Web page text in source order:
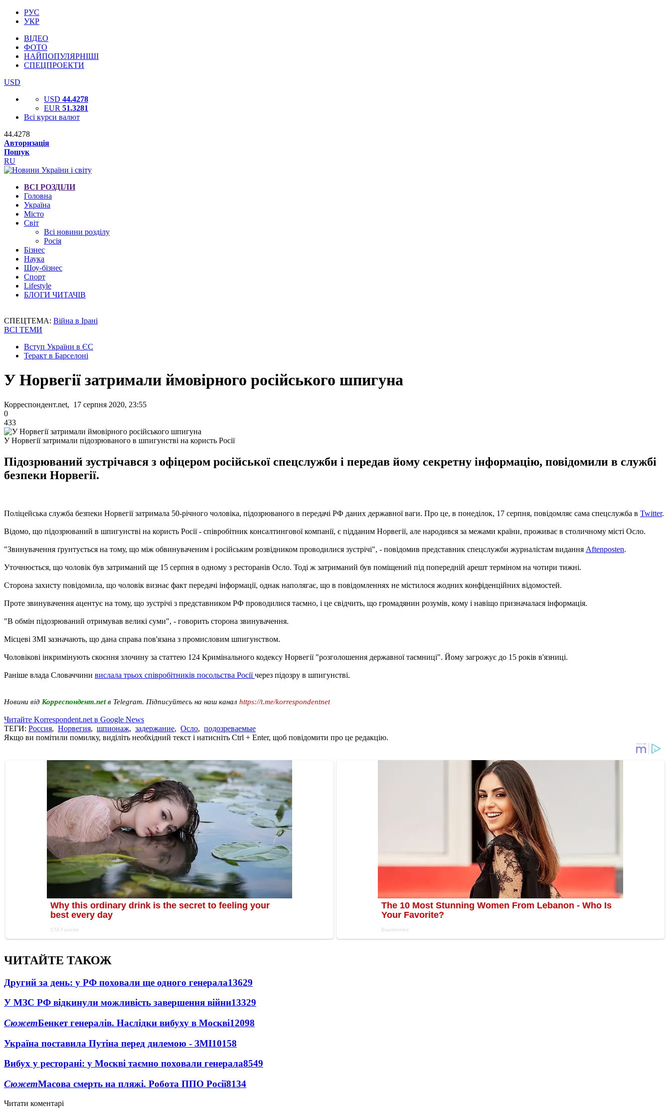
РУС
УКР
ВІДЕО
ФОТО
НАЙПОПУЛЯРНІШІ
СПЕЦПРОЕКТИ
USD
USD 44.4278
EUR 51.3281
Всі курси валют
44.4278
Авторизація
Пошук
RU
ВСІ РОЗДІЛИ
Головна
Україна
Місто
Світ
Всі новини розділу
Росія
Бізнес
Наука
Шоу-бізнес
Спорт
Lifestyle
БЛОГИ ЧИТАЧІВ
СПЕЦТЕМА: Війна в Ірані
ВСІ ТЕМИ
Вступ України в ЄС
Теракт в Барселоні
У Норвегії затримали ймовірного російського шпигуна
Корреспондент.net, 17 серпня 2020, 23:55
0
433
У Норвегії затримали підозрюваного в шпигунстві на користь Росії
Підозрюваний зустрічався з офіцером російської спецслужби і передав йому секретну інформацію, повідомили в службі
безпеки Норвегії.
Поліцейська служба безпеки Норвегії затримала 50-річного чоловіка, підозрюваного в передачі РФ даних державної ваги. Про це, в понеділок, 17 серпня, повідомляє сама спецслужба в Twitter.
Відомо, що підозрюваний в шпигунстві на користь Росії - співробітник консалтингової компанії, є підданим Норвегії, але народився за межами країни, проживає в столичному місті Осло.
"Звинувачення ґрунтується на тому, що між обвинуваченим і російським розвідником проводилися зустрічі", - повідомив представник спецслужби журналістам видання Aftenposten.
Уточнюється, що чоловік був затриманий ще 15 серпня в одному з ресторанів Осло. Тоді ж затриманий був поміщений під попередній арешт терміном на чотири тижні.
Сторона захисту повідомила, що чоловік визнає факт передачі інформації, однак наполягає, що в повідомленнях не містилося жодних конфіденційних відомостей.
Проте звинувачення ацентує на тому, що зустрічі з представником РФ проводилися таємно, і це свідчить, що громадянин розумів, кому і навіщо призначалася інформація.
"В обмін підозрюваний отримував великі суми", - говорить сторона звинувачення.
Місцеві ЗМІ зазначають, що дана справа пов'язана з промисловим шпигунством.
Чоловікові інкримінують скоєння злочину за статтею 124 Кримінального кодексу Норвегії "розголошення державної таємниці". Йому загрожує до 15 років в'язниці.
Раніше влада Словаччини вислала трьох співробітників посольства Росіїчерез підозру в шпигунстві.
Новини від Корреспондент.netв Telegram. Підписуйтесь на наш канал https://t.me/korrespondentnet
Читайте Korrespondent.net в Google News
ТЕГИ: Россия, Норвегия, шпионаж, задержание, Осло, подозреваемые
Якщо ви помітили помилку, виділіть необхідний текст і натисніть Ctrl + Enter, щоб повідомити про це редакцію.
ЧИТАЙТЕ ТАКОЖ
Другий за день: у РФ поховали ще одного генерала13629
У МЗС РФ відкинули можливість завершення війни13329
СюжетБенкет генералів. Наслідки вибуху в Москві12098
Україна поставила Путіна перед дилемою - ЗМІ10158
Вибух у ресторані: у Москві таємно поховали генерала8549
СюжетМасова смерть на пляжі. Робота ППО Росії8134
Читати коментарі